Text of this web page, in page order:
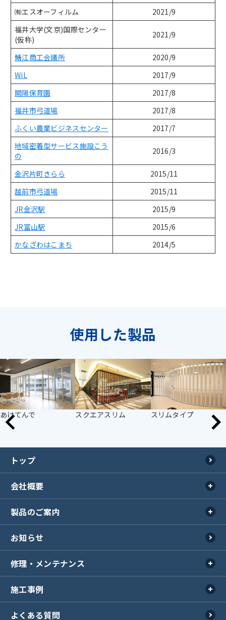
㈲エスオーフィルム
2021/9
福井大学(文京)国際センター
(仮称)
2021/9
鯖江商工会議所
2020/9
WiL
2017/9
開陽保育園
2017/8
福井市弓道場
2017/8
ふくい農業ビジネスセンター
2017/7
地域密着型サービス施設こう
の
2016/3
金沢片町きらら
2015/11
越前市弓道場
2015/11
JR金沢駅
2015/9
JR富山駅
2015/6
かなざわはこまち
2014/5
使用した製品
あけてんで スクエアスリム スリムタイプ
トップ
会社概要
会社概要
事業所紹介
工場紹介
ラジオ
製品のご案内
製品のご案内TOP
シャッター
イスターカーテン
エクステリア
オンリーワンクラブ
お知らせ
修理・メンテナンス
修理・メンテナンス
重量シャッター保守点検
施工事例
施工事例TOP
よくある質問